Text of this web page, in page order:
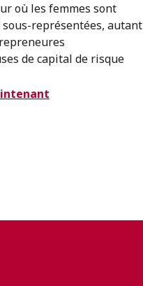
où les femmes sont
représentées, autant
de capital de risque